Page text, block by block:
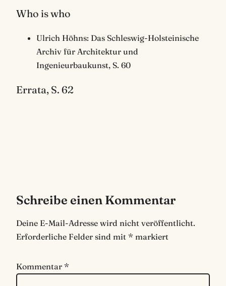
Who is who
Ulrich Höhns: Das Schleswig-Holsteinische
Archiv für Architektur und
Ingenieurbaukunst, S. 60
Errata, S. 62
Schreibe einen Kommentar
Deine E-Mail-Adresse wird nicht veröffentlicht.
Erforderliche Felder sind mit * markiert
Kommentar *